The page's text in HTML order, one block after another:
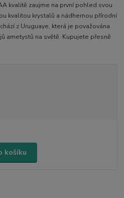
kvalitě zaujme na první pohled svou
kvalitou krystalů a nádhernou přírodní
z Uruguaye, která je považována
ametystů na světě. Kupujete přesně
košíku